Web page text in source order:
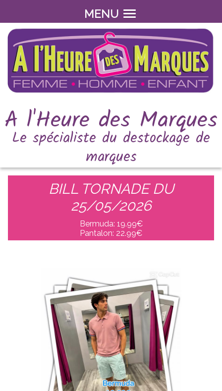
MENU
A l'Heure des Marques
Le spécialiste du destockage de
marques
BILL TORNADE DU
25/05/2026
Bermuda: 19.99€
Pantalon: 22.99€